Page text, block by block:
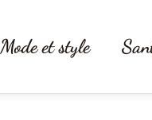
Mode et style